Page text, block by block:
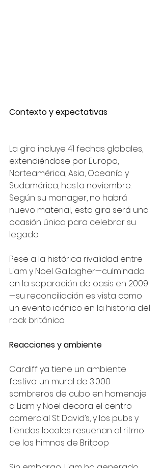
Contexto y expectativas
La gira incluye 41 fechas globales,
extendiéndose por Europa,
Norteamérica, Asia, Oceanía y
Sudamérica, hasta noviembre.
Según su manager, no habrá
nuevo material; esta gira será una
ocasión única para celebrar su
legado
Pese a la histórica rivalidad entre
Liam y Noel Gallagher—culminada
en la separación de oasis en 2009
—su reconciliación es vista como
un evento icónico en la historia del
rock británico
Reacciones y ambiente
Cardiff ya tiene un ambiente
festivo: un mural de 3 000
sombreros de cubo en homenaje
a Liam y Noel decora el centro
comercial St David’s, y los pubs y
tiendas locales resuenan al ritmo
de los himnos de Britpop